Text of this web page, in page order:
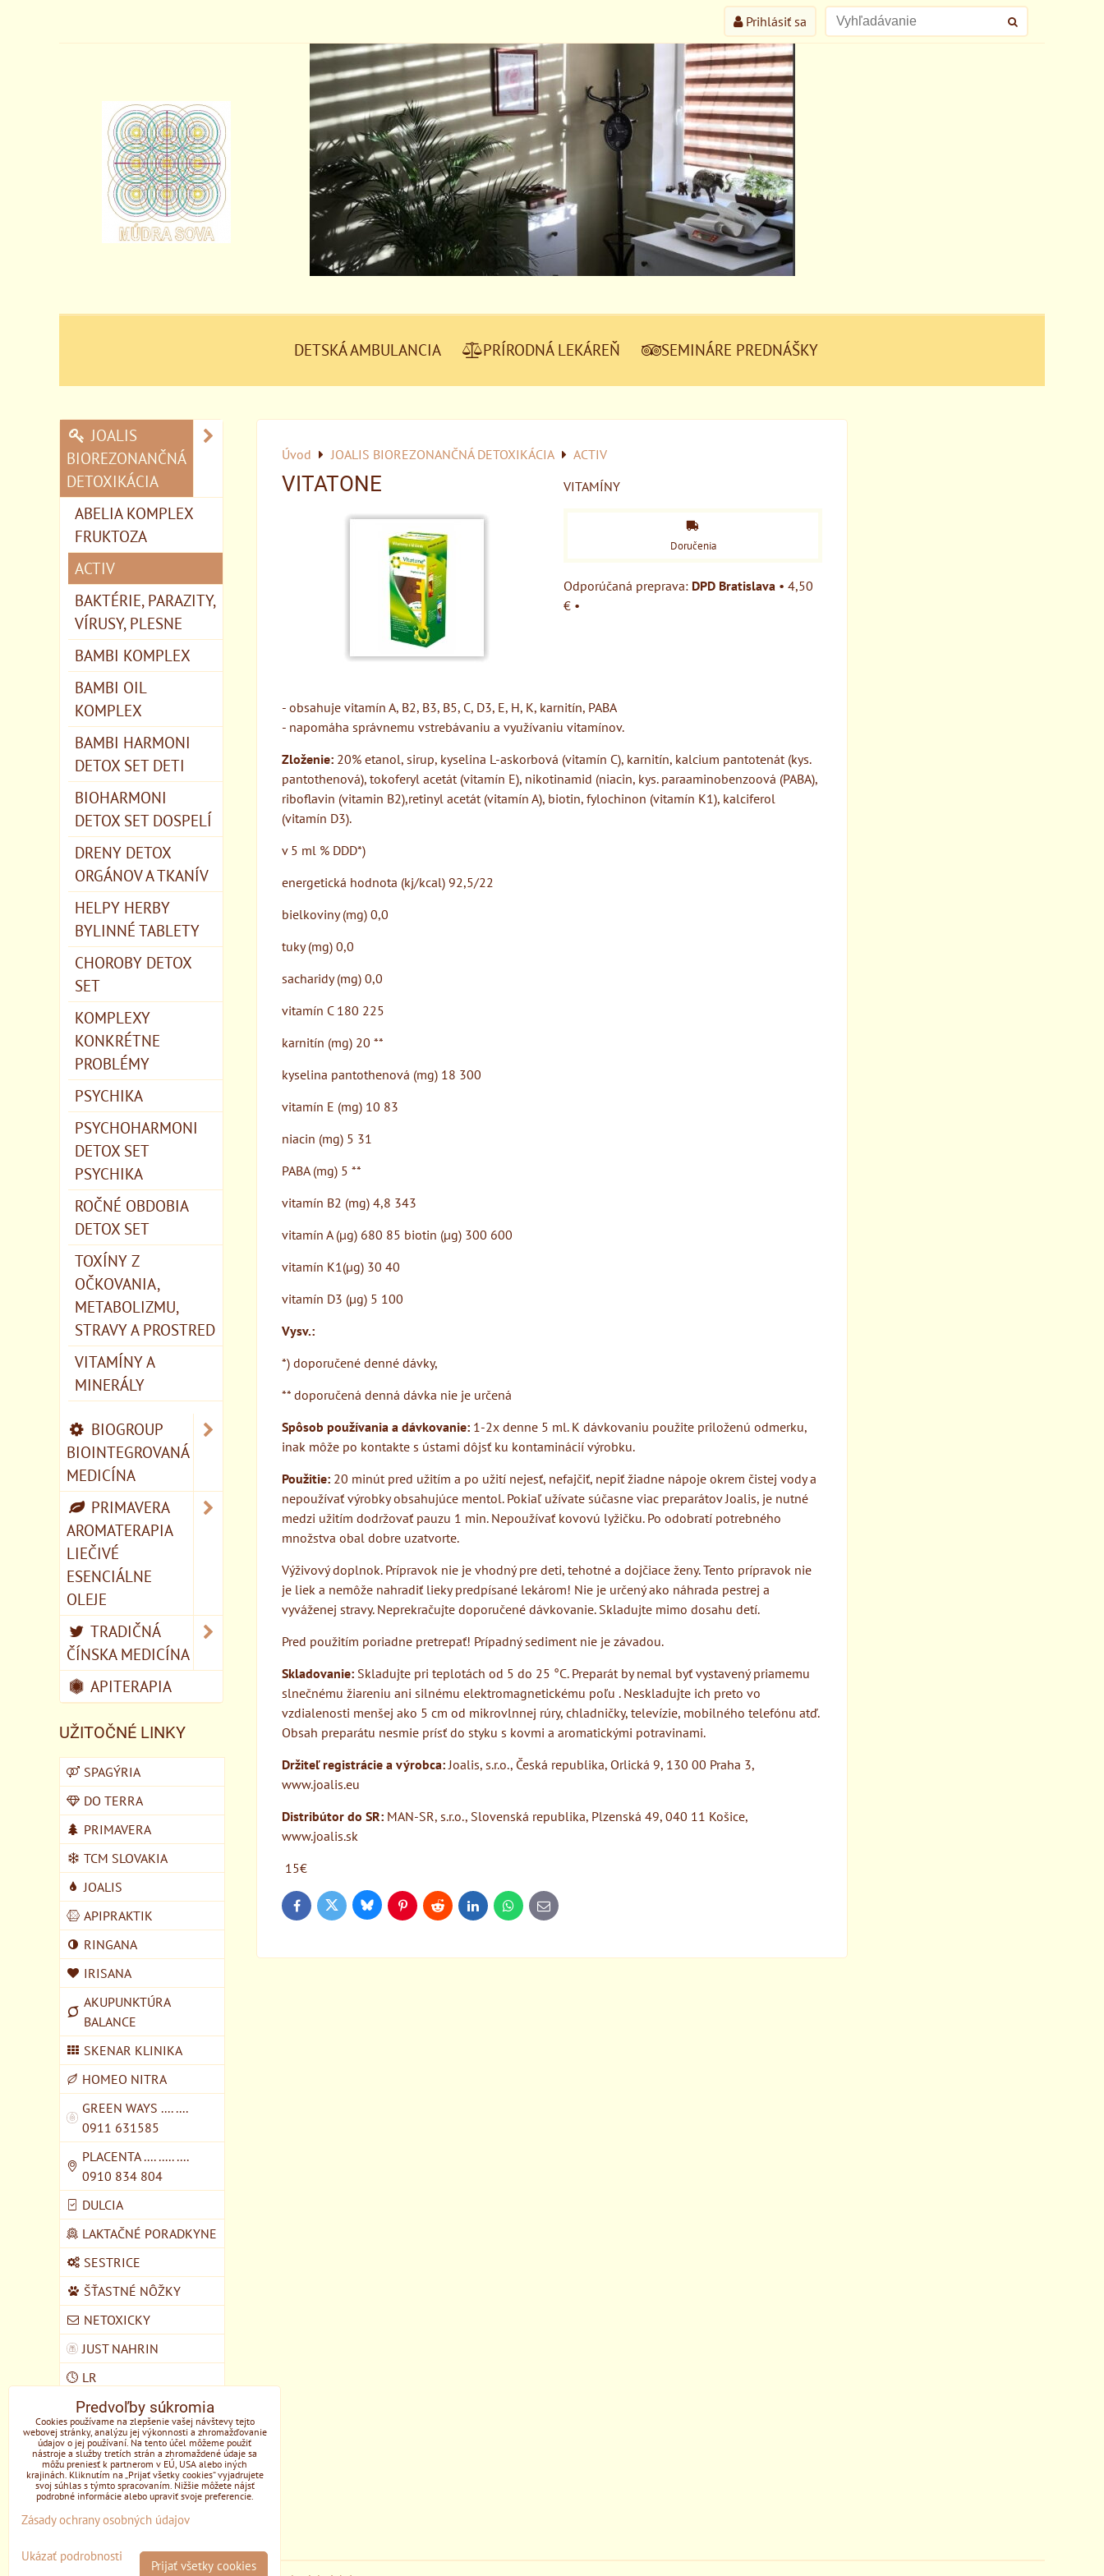
Prihlásiť sa
DETSKÁ AMBULANCIA PRÍRODNÁ LEKÁREŇ SEMINÁRE PREDNÁŠKY
Úvod JOALIS BIOREZONANČNÁ DETOXIKÁCIA ACTIV
VITATONE VITAMÍNY
Doručenia
DPD Bratislava • 4,50
€ •
- obsahuje vitamín A, B2, B3, B5, C, D3, E, H, K, karnitín, PABA
- napomáha správnemu vstrebávaniu a využívaniu vitamínov.
Zloženie: 20% etanol, sirup, kyselina L-askorbová (vitamín C), karnitín, kalcium pantotenát (kys.
pantothenová), tokoferyl acetát (vitamín E), nikotinamid (niacin, kys. paraaminobenzoová (PABA),
riboflavin (vitamin B2),retinyl acetát (vitamín A), biotin, fylochinon (vitamín K1), kalciferol
(vitamín D3).
v 5 ml % DDD*)
energetická hodnota (kj/kcal) 92,5/22
bielkoviny (mg) 0,0
tuky (mg) 0,0
sacharidy (mg) 0,0
vitamín C 180 225
karnitín (mg) 20 **
kyselina pantothenová (mg) 18 300
vitamín E (mg) 10 83
niacin (mg) 5 31
PABA (mg) 5 **
vitamín B2 (mg) 4,8 343
vitamín A (µg) 680 85 biotin (µg) 300 600
vitamín K1(µg) 30 40
vitamín D3 (µg) 5 100
Vysv.:
*) doporučené denné dávky,
** doporučená denná dávka nie je určená
Spôsob používania a dávkovanie: 1-2x denne 5 ml. K dávkovaniu použite priloženú odmerku,
inak môže po kontakte s ústami dôjsť ku kontaminácií výrobku.
Použitie: 20 minút pred užitím a po užití nejesť, nefajčiť, nepiť žiadne nápoje okrem čistej vody a
nepoužívať výrobky obsahujúce mentol. Pokiaľ užívate súčasne viac preparátov Joalis, je nutné
medzi užitím dodržovať pauzu 1 min. Nepoužívať kovovú lyžičku. Po odobratí potrebného
množstva obal dobre uzatvorte.
Výživový doplnok. Prípravok nie je vhodný pre deti, tehotné a dojčiace ženy. Tento prípravok nie
je liek a nemôže nahradiť lieky predpísané lekárom! Nie je určený ako náhrada pestrej a
vyváženej stravy. Neprekračujte doporučené dávkovanie. Skladujte mimo dosahu detí.
Pred použitím poriadne pretrepať! Prípadný sediment nie je závadou.
Skladovanie: Skladujte pri teplotách od 5 do 25 °C. Preparát by nemal byť vystavený priamemu
slnečnému žiareniu ani silnému elektromagnetickému poľu . Neskladujte ich preto vo
vzdialenosti menšej ako 5 cm od mikrovlnnej rúry, chladničky, televízie, mobilného telefónu atď.
Obsah preparátu nesmie prísť do styku s kovmi a aromatickými potravinami.
Držiteľ registrácie a výrobca:Joalis, s.r.o., Česká republika, Orlická 9, 130 00 Praha 3,
www.joalis.eu
Distribútor do SR: MAN-SR, s.r.o., Slovenská republika, Plzenská 49, 040 11 Košice,
www.joalis.sk
15€
FacebookTwitter BlueskyPinterestReddit LinkedInWhatsApp
E-
mail
JOALIS
BIOREZONANČNÁ
DETOXIKÁCIA
ABELIA KOMPLEX
FRUKTOZA
ACTIV
BAKTÉRIE, PARAZITY,
VÍRUSY, PLESNE
BAMBI KOMPLEX
BAMBI OIL
KOMPLEX
BAMBI HARMONI
DETOX SET DETI
BIOHARMONI
DETOX SET DOSPELÍ
DRENY DETOX
ORGÁNOV A TKANÍV
HELPY HERBY
BYLINNÉ TABLETY
CHOROBY DETOX
SET
KOMPLEXY
KONKRÉTNE
PROBLÉMY
PSYCHIKA
PSYCHOHARMONI
DETOX SET
PSYCHIKA
ROČNÉ OBDOBIA
DETOX SET
TOXÍNY Z
OČKOVANIA,
METABOLIZMU,
STRAVY A PROSTRED
VITAMÍNY A
MINERÁLY
BIOGROUP
BIOINTEGROVANÁ
MEDICÍNA
PRIMAVERA
AROMATERAPIA
LIEČIVÉ
ESENCIÁLNE
OLEJE
TRADIČNÁ
ČÍNSKA MEDICÍNA
APITERAPIA
UŽITOČNÉ LINKY
SPAGÝRIA
DO TERRA
PRIMAVERA
TCM SLOVAKIA
JOALIS
APIPRAKTIK
RINGANA
IRISANA
AKUPUNKTÚRA
BALANCE
SKENAR KLINIKA
HOMEO NITRA
GREEN WAYS .... ....
0911 631585
PLACENTA .... ..... ....
0910 834 804
DULCIA
LAKTAČNÉ PORADKYNE
SESTRICE
ŠŤASTNÉ NÔŽKY
NETOXICKY
JUST NAHRIN
LR
VEGMART
MYCOMEDICA
DOMŠKOLA ŽIVOZEM
STUPAVA
Predvoľby súkromia
Cookies používame na zlepšenie vašej návštevy tejto
webovej stránky, analýzu jej výkonnosti a zhromažďovanie
údajov o jej používaní. Na tento účel môžeme použiť
nástroje a služby tretích strán a zhromaždené údaje sa
môžu preniesť k partnerom v EÚ, USA alebo iných
krajinách. Kliknutím na „Prijať všetky cookies“ vyjadrujete
svoj súhlas s týmto spracovaním. Nižšie môžete nájsť
podrobné informácie alebo upraviť svoje preferencie.
Zásady ochrany osobných údajov
Ukázať podrobnosti
Prijať všetky cookies